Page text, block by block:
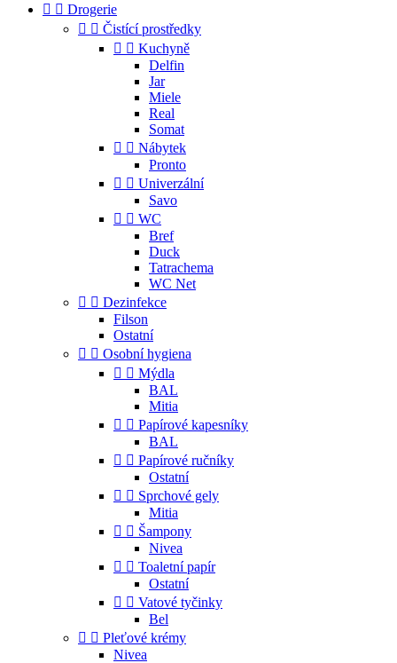
  Drogerie
  Čistící prostředky
  Kuchyně
Delfin
Jar
Miele
Real
Somat
  Nábytek
Pronto
  Univerzální
Savo
  WC
Bref
Duck
Tatrachema
WC Net
  Dezinfekce
Filson
Ostatní
  Osobní hygiena
  Mýdla
BAL
Mitia
  Papírové kapesníky
BAL
  Papírové ručníky
Ostatní
  Sprchové gely
Mitia
  Šampony
Nivea
  Toaletní papír
Ostatní
  Vatové tyčinky
Bel
  Pleťové krémy
Nivea